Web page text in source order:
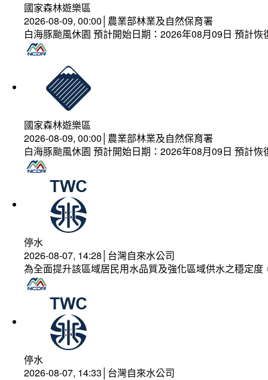
國家森林遊樂區
2026-08-09, 00:00│農業部林業及自然保育署
白海豚颱風休園 預計開始日期：2026年08月09日 預計
國家森林遊樂區
2026-08-09, 00:00│農業部林業及自然保育署
白海豚颱風休園 預計開始日期：2026年08月09日 預計
停水
2026-08-07, 14:28│台灣自來水公司
為全面提升該區域居民用水品質及強化區域供水之穩定
停水
2026-08-07, 14:33│台灣自來水公司